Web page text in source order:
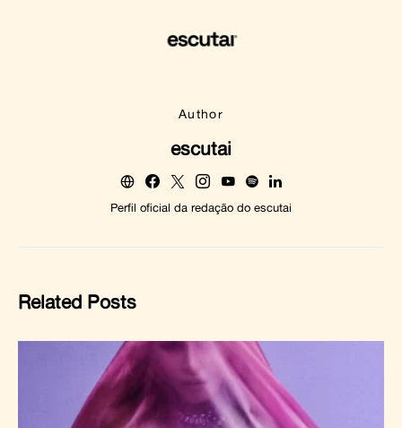
Author
escutai
Perfil oficial da redação do escutai
Related Posts